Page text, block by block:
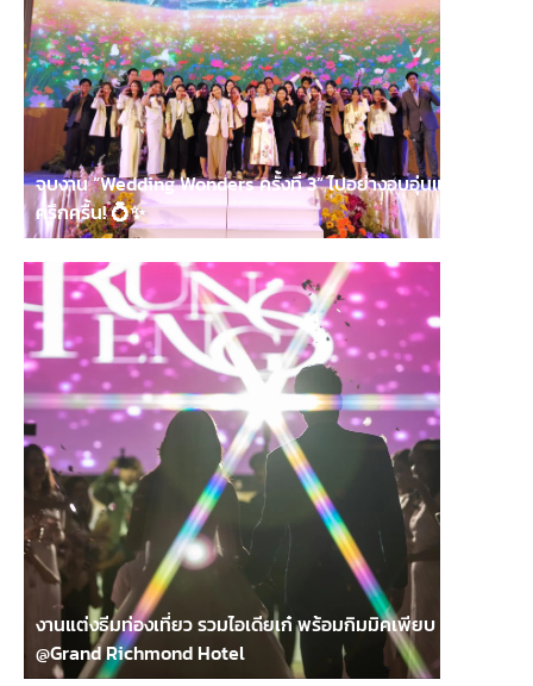
จบงาน “Wedding Wonders ครั้งที่ 3” ไปอย่างอบอุ่นและ
ครึกครื้น! 💍✨
งานแต่งธีมท่องเที่ยว รวมไอเดียเก๋ พร้อมกิมมิคเพียบ
@Grand Richmond Hotel